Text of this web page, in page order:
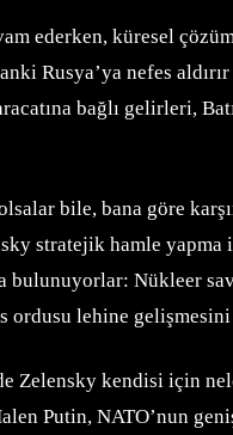
ederken, küresel
Rusya’ya nefes
bağlı gelirleri,
bile, bana göre
stratejik hamle
Nükleer
ordusu lehine
Zelensky kendisi için
Putin, NATO’nun